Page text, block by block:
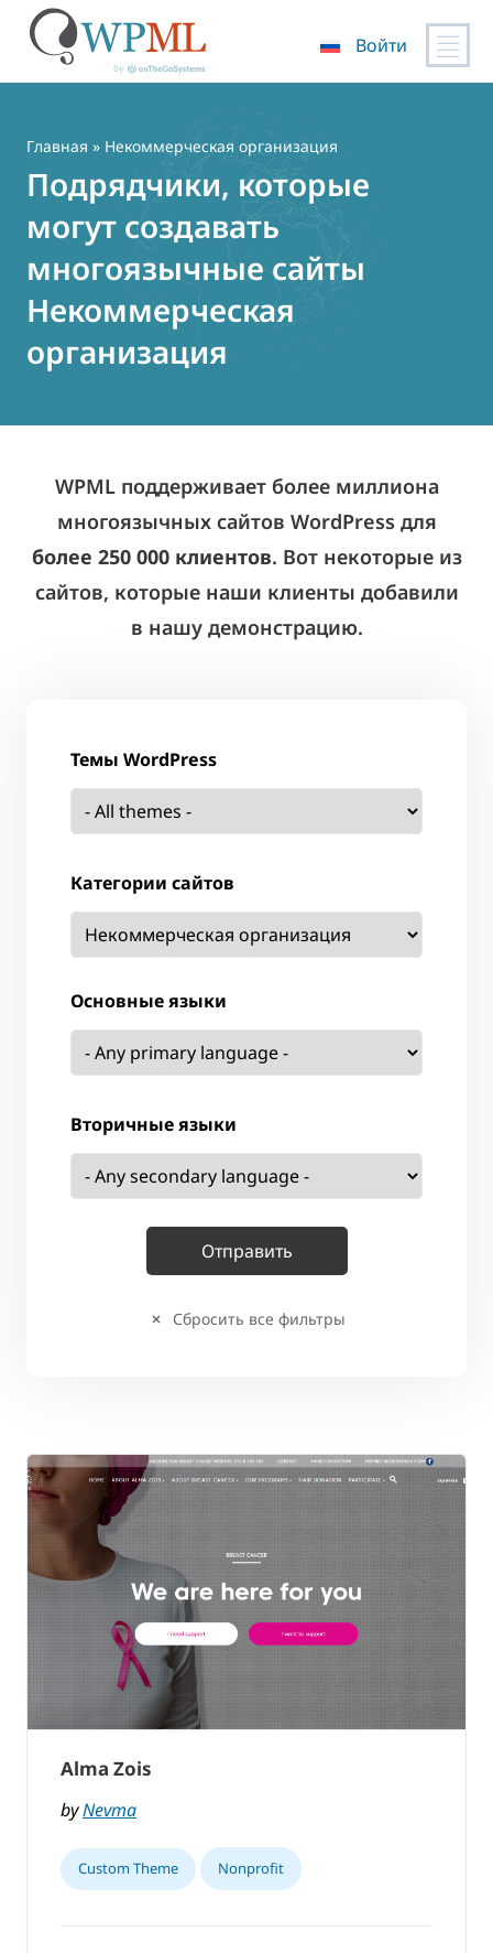
содержимому
Войти
Главная » Некоммерческая организация
Подрядчики, которые
могут создавать
многоязычные сайты
Некоммерческая
организация
WPML поддерживает более миллиона
многоязычных сайтов WordPress для
более 250 000 клиентов. Вот некоторые из
сайтов, которые наши клиенты добавили
в нашу демонстрацию.
Темы WordPress
Категории сайтов
Основные языки
Вторичные языки
Сбросить все фильтры
Alma Zois
byNevma
Custom Theme Nonprofit